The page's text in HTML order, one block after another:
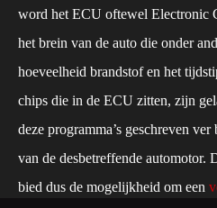
word het ECU oftewel Electronic
het brein van de auto die onder
hoeveelheid brandstof en het
chips die in de ECU zitten, zijn
deze programma’s geschreven
van de desbetreffende automotor.
bied dus de mogelijkheid om een